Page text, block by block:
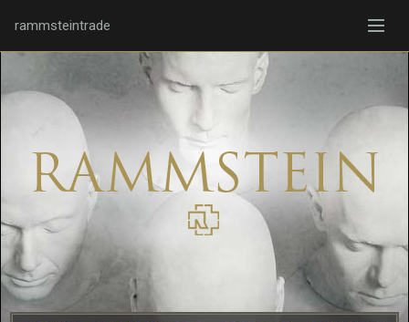
rammsteintrade